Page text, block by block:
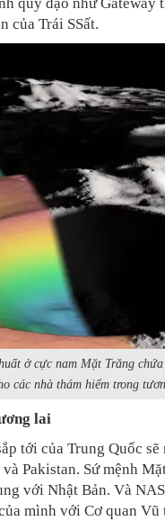
quỹ đạo như Gateway
của Trái SSất.
ở cực nam Mặt Trăng
các nhà thám hiểm trong
lai
tới của Trung Quốc
Pakistan. Sứ mệnh
với Nhật Bản. Và
mình với Cơ quan Vũ